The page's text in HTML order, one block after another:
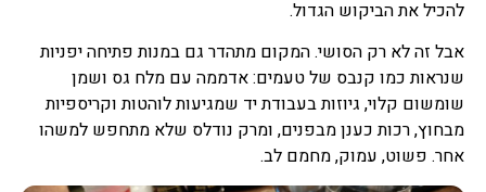
להכיל את הביקוש הגדול.
אבל זה לא רק הסושי. המקום מתהדר גם במנות פתיחה יפניות
שנראות כמו קנבס של טעמים: אדממה עם מלח גס ושמן
שומשום קלוי, גיוזות בעבודת יד שמגיעות לוהטות וקריספיות
מבחוץ, רכות כענן מבפנים, ומרק נודלס שלא מתחפש למשהו
אחר. פשוט, עמוק, מחמם לב.